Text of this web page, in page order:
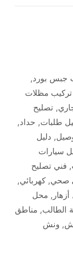
جبس بورد,
تركيب مظلات
, تصليح
طلبات, حداد,
, دليل
سيارات
, فني تصليح
صحي, كهربائي,
, محل
الطالب, مناطق
, ونش